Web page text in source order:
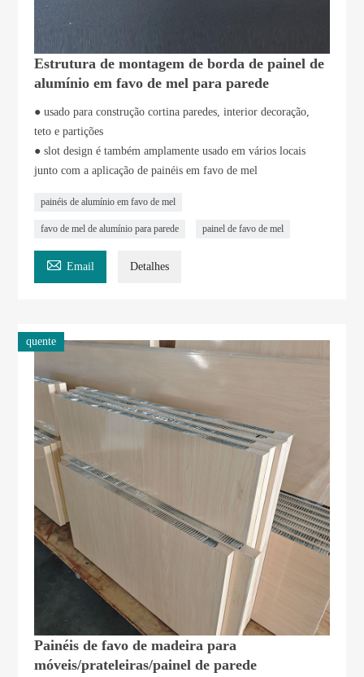
Estrutura de montagem de borda de painel de
alumínio em favo de mel para parede
● usado para construção cortina paredes, interior decoração,
teto e partições
● slot design é também amplamente usado em vários locais
junto com a aplicação de painéis em favo de mel
painéis de alumínio em favo de mel
favo de mel de alumínio para parede painel de favo de mel
 Email Detalhes
quente
Painéis de favo de madeira para
móveis/prateleiras/painel de parede